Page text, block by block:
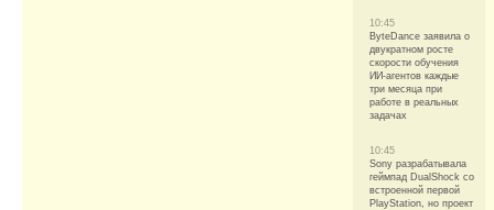
10:45
ByteDance заявила о
двукратном росте
скорости обучения
ИИ-агентов каждые
три месяца при
работе в реальных
задачах
10:45
Sony разрабатывала
геймпад DualShock со
встроенной первой
PlayStation, но проект